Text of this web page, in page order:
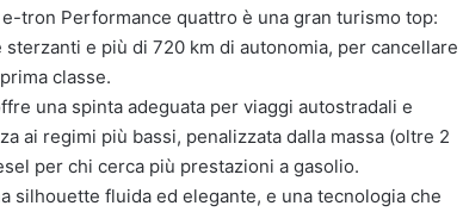
tron Performance quattro è una gran turismo top:
e più di 720 km di autonomia, per cancellare
classe.
una spinta adeguata per viaggi autostradali e
ai regimi più bassi, penalizzata dalla massa (oltre 2
per chi cerca più prestazioni a gasolio.
silhouette fluida ed elegante, e una tecnologia che